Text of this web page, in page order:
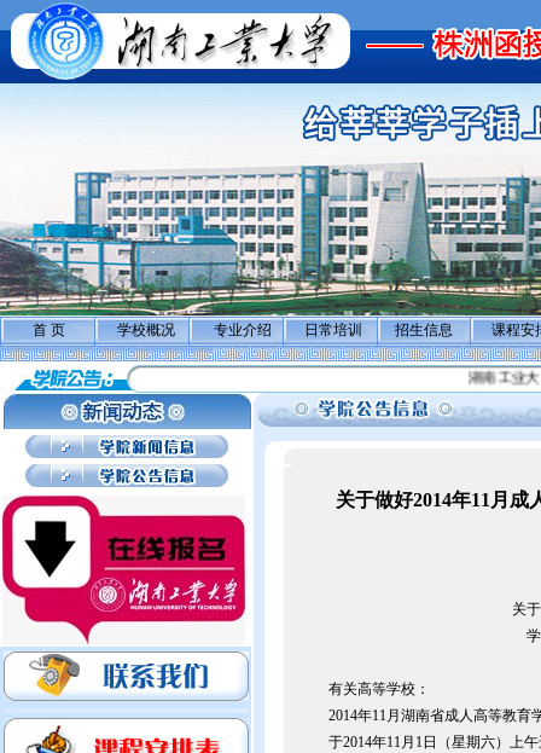
首 页 学校概况 专业介绍 日常培训 招生信息 课程安
湖南工业大学
关于做好2014年11月
关
有关高等学校：
2014年11月湖南省成人高等教育
于2014年11月1日（星期六）上